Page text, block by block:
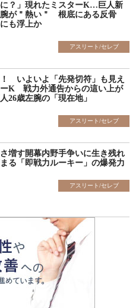
に？」現れたミスターK…巨人新
腕が＂熱い＂ 根底にある反骨
も浮上か
アスリート/セレブ
いよいよ「先発切符」も見え
K 戦力外通告からの這い上が
26歳左腕の「現在地」
アスリート/セレブ
さ増す開幕内野手争いに生き残れ
る「即戦力ルーキー」の爆発力
アスリート/セレブ